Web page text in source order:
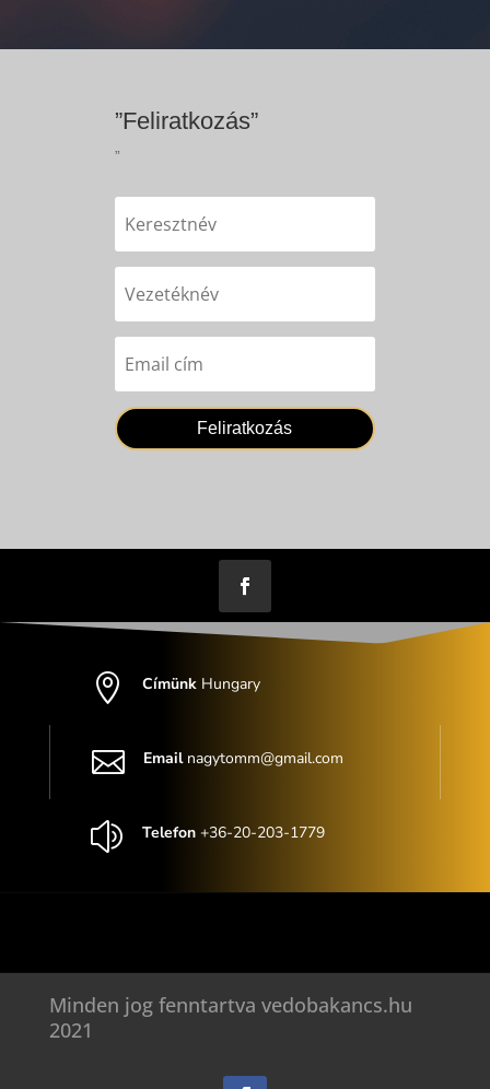
”Feliratkozás”
”
Feliratkozás
 Címünk Hungary
 Emailnagytomm@gmail.com
z Telefon+36-20-203-1779
Minden jog fenntartva vedobakancs.hu
2021